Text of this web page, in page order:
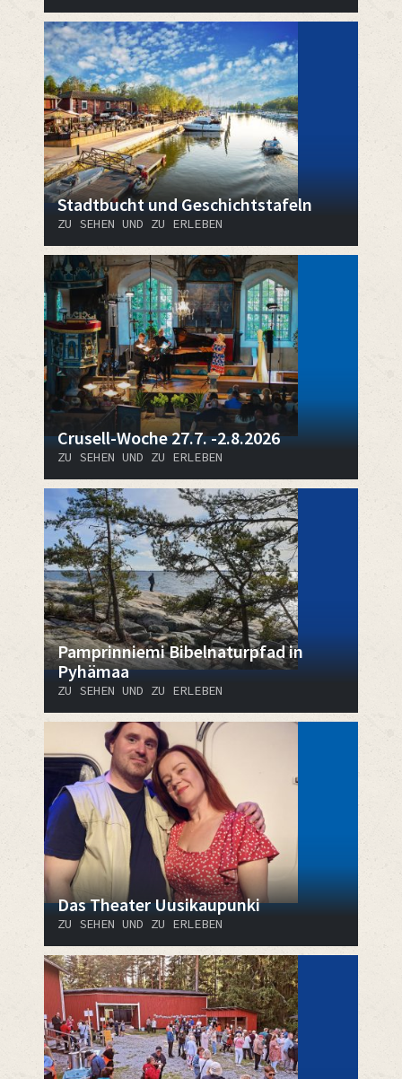
Stadtbucht und Geschichtstafeln
ZU SEHEN UND ZU ERLEBEN
Crusell-Woche 27.7. -2.8.2026
ZU SEHEN UND ZU ERLEBEN
Pamprinniemi Bibelnaturpfad in
Pyhämaa
ZU SEHEN UND ZU ERLEBEN
Das Theater Uusikaupunki
ZU SEHEN UND ZU ERLEBEN